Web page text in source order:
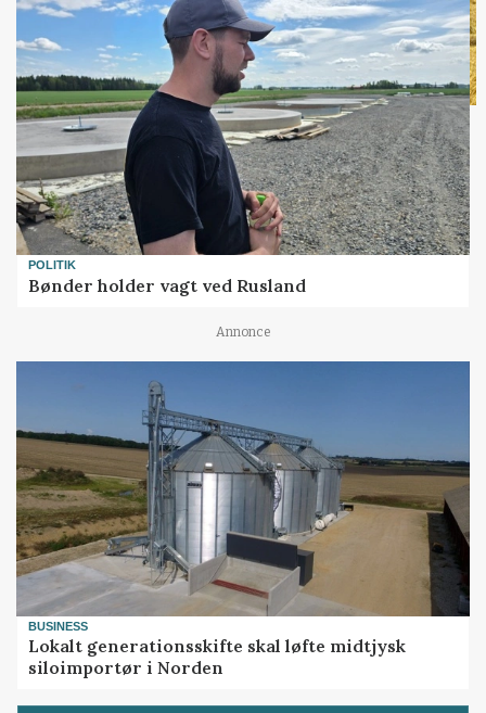
POLITIK
Bønder holder vagt ved Rusland
Annonce
BUSINESS
Lokalt generationsskifte skal løfte midtjysk
siloimportør i Norden